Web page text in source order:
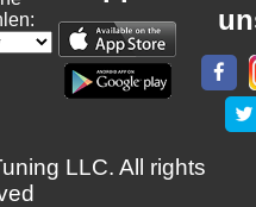
LLC. All rights